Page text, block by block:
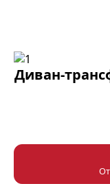
Диван-